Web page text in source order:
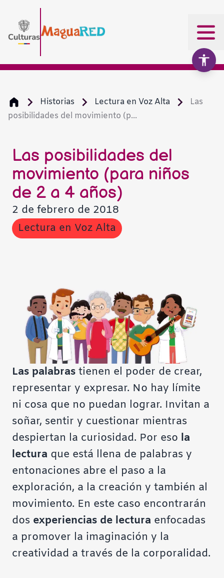
Historias Lectura en Voz Alta
Las
posibilidades del movimiento (p...
Las posibilidades del
movimiento (para niños
de 2 a 4 años)
2 de febrero de 2018
Lectura en Voz Alta
Las palabras tienen el poder de crear,
representar y expresar. No hay límite
ni cosa que no puedan lograr. Invitan a
soñar, sentir y cuestionar mientras
despiertan la curiosidad. Por eso la
lectura que está llena de palabras y
entonaciones abre el paso a la
exploración, a la creación y también al
movimiento. En este caso encontrarán
dos experiencias de lectura enfocadas
a promover la imaginación y la
creatividad a través de la corporalidad.
Aumentar texto
Escala de grises
Alto contraste
Contraste negativo
Subrayar enlaces
Fuente legible
Restablecer